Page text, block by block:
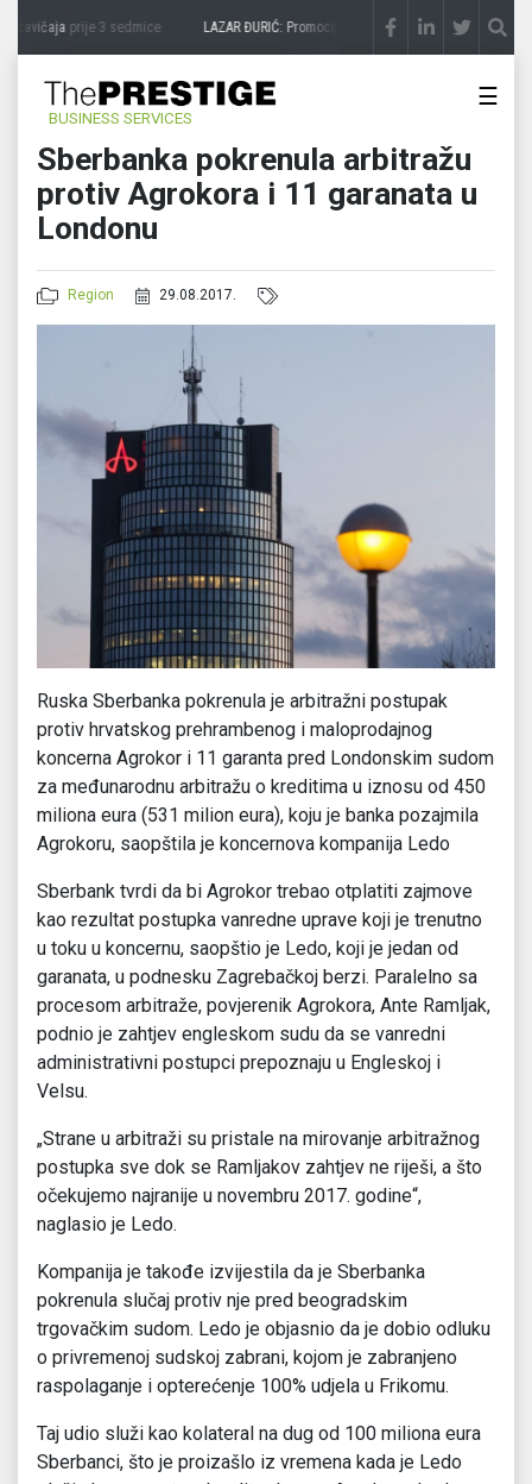
zavičajaprije 3 sedmice LAZAR ĐURIĆ: Promocija potencijal pretvara u destinaciju
BUSINESS SERVICES
☰
Sberbanka pokrenula arbitražu
protiv Agrokora i 11 garanata u
Londonu
Region 29.08.2017.
Ruska Sberbanka pokrenula je arbitražni postupak
protiv hrvatskog prehrambenog i maloprodajnog
koncerna Agrokor i 11 garanta pred Londonskim sudom
za međunarodnu arbitražu o kreditima u iznosu od 450
miliona eura (531 milion eura), koju je banka pozajmila
Agrokoru, saopštila je koncernova kompanija Ledo
Sberbank tvrdi da bi Agrokor trebao otplatiti zajmove
kao rezultat postupka vanredne uprave koji je trenutno
u toku u koncernu, saopštio je Ledo, koji je jedan od
garanata, u podnesku Zagrebačkoj berzi. Paralelno sa
procesom arbitraže, povjerenik Agrokora, Ante Ramljak,
podnio je zahtjev engleskom sudu da se vanredni
administrativni postupci prepoznaju u Engleskoj i
Velsu.
„Strane u arbitraži su pristale na mirovanje arbitražnog
postupka sve dok se Ramljakov zahtjev ne riješi, a što
očekujemo najranije u novembru 2017. godine“,
naglasio je Ledo.
Kompanija je takođe izvijestila da je Sberbanka
pokrenula slučaj protiv nje pred beogradskim
trgovačkim sudom. Ledo je objasnio da je dobio odluku
o privremenoj sudskoj zabrani, kojom je zabranjeno
raspolaganje i opterećenje 100% udjela u Frikomu.
Taj udio služi kao kolateral na dug od 100 miliona eura
Sberbanci, što je proizašlo iz vremena kada je Ledo